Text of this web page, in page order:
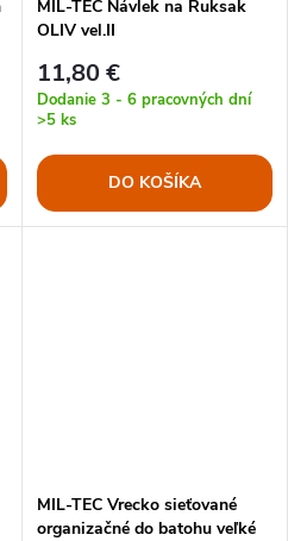
MIL-TEC Návlek na Ruksak
OLIV vel.II
11,80 €
Dodanie 3 - 6 pracovných dní
>5 ks
DO KOŠÍKA
MIL-TEC Vrecko sieťované
organizačné do batohu veľké